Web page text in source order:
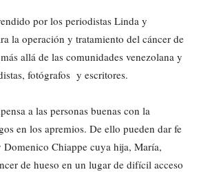
por los periodistas Linda y
la operación y tratamiento del cáncer de
allá de las comunidades venezolana y
fotógrafos y escritores.
a las personas buenas con la
en los apremios. De ello pueden dar fe
Chiappe cuya hija, María,
de hueso en un lugar de difícil acceso